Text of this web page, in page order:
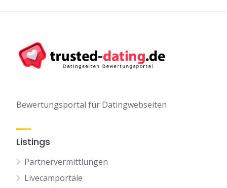
Bewertungsportal für Datingwebseiten
Listings
Partnervermittlungen
Livecamportale